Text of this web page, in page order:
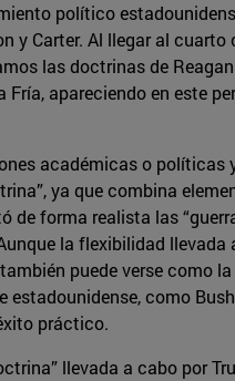
político
y Carter. Al llegar al
las doctrinas de
apareciendo en este
académicas o políticas
ya que combina
forma realista las
la flexibilidad llevada
puede verse como
como
práctico.
llevada a cabo por